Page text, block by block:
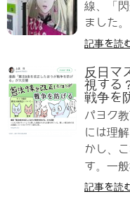
線、「
ました
記事を読
反日マ
視する
戦争を
パヨク
には理
かし、
す。一
記事を読